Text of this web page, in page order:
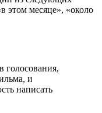
этом месяце», «около
голосования,
и
написать